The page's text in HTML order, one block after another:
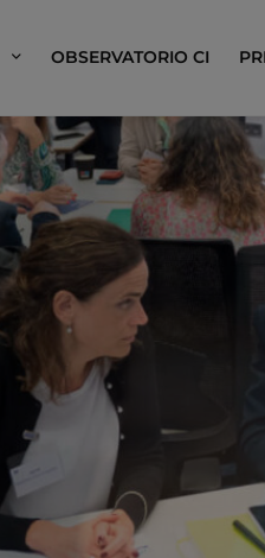
OBSERVATORIO CI